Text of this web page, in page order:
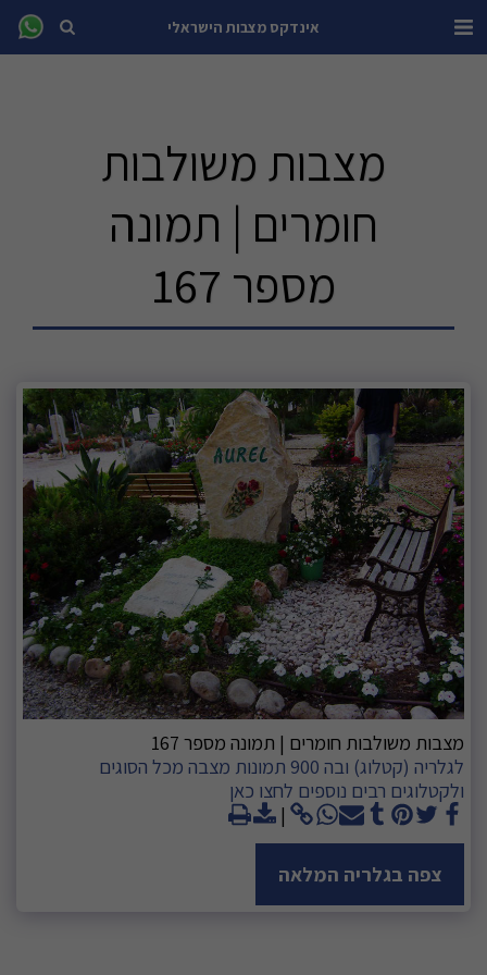
אינדקס מצבות הישראלי
מצבות משולבות
חומרים | תמונה
מספר 167
מצבות משולבות חומרים | תמונה מספר 167
לגלריה (קטלוג) ובה 900 תמונות מצבה מכל הסוגים
ולקטלוגים רבים נוספים לחצו כאן
צפה בגלריה המלאה